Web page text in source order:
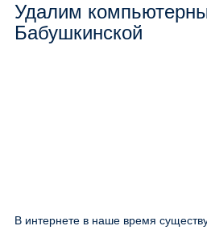
Удалим
Бабушкинской
В интернете в наше время